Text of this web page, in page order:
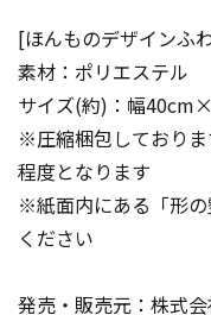
[ほんものデザインふ
素材：ポリエステル
サイズ(約)：幅
※圧縮梱包しており
程度となります
※紙面内にある「形
ください
発売・販売元：株式